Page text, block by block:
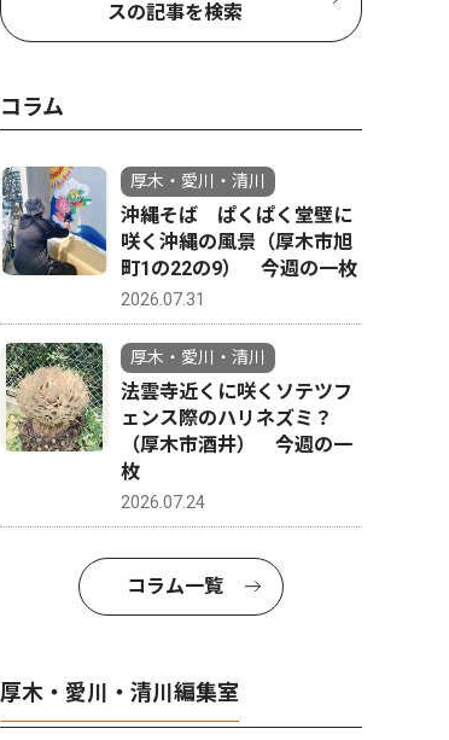
スの記事を検索
コラム
厚木・愛川・清川
沖縄そば ぱくぱく堂壁に
咲く沖縄の風景（厚木市旭
町1の22の9） 今週の一枚
2026.07.31
厚木・愛川・清川
法雲寺近くに咲くソテツフ
ェンス際のハリネズミ？
（厚木市酒井） 今週の一
枚
2026.07.24
コラム一覧
厚木・愛川・清川編集室